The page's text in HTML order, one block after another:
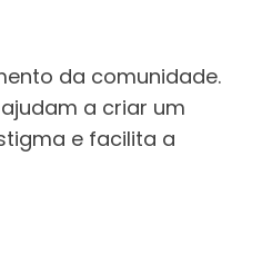
da comunidade.
a criar um
e facilita a